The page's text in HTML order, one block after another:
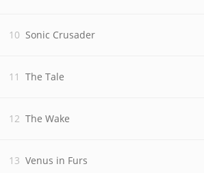
Sonic Crusader
The Tale
The Wake
Venus in Furs